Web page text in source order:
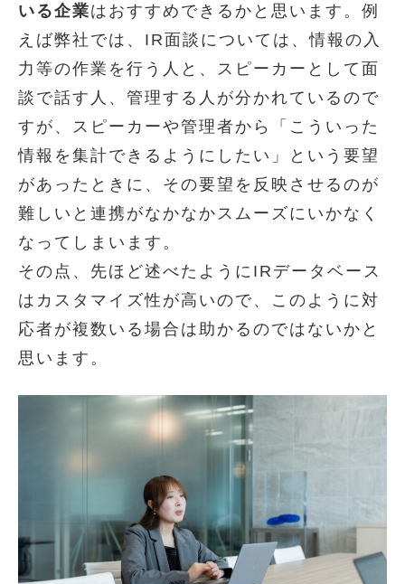
いる企業はおすすめできるかと思います。例
えば弊社では、IR面談については、情報の入
力等の作業を行う人と、スピーカーとして面
談で話す人、管理する人が分かれているので
すが、スピーカーや管理者から「こういった
情報を集計できるようにしたい」という要望
があったときに、その要望を反映させるのが
難しいと連携がなかなかスムーズにいかなく
なってしまいます。
その点、先ほど述べたようにIRデータベース
はカスタマイズ性が高いので、このように対
応者が複数いる場合は助かるのではないかと
思います。